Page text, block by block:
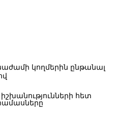
կողմերին ընթանալ